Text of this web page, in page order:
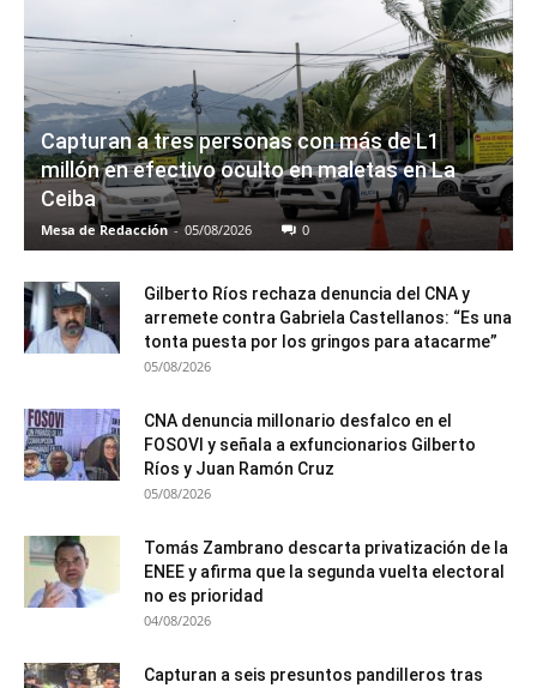
Capturan a tres personas con más de L1
millón en efectivo oculto en maletas en La
Ceiba
Mesa de Redacción - 05/08/2026 0
Gilberto Ríos rechaza denuncia del CNA y
arremete contra Gabriela Castellanos: “Es una
tonta puesta por los gringos para atacarme”
05/08/2026
CNA denuncia millonario desfalco en el
FOSOVI y señala a exfuncionarios Gilberto
Ríos y Juan Ramón Cruz
05/08/2026
Tomás Zambrano descarta privatización de la
ENEE y afirma que la segunda vuelta electoral
no es prioridad
04/08/2026
Capturan a seis presuntos pandilleros tras